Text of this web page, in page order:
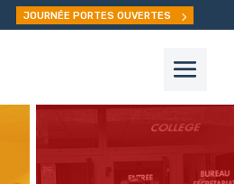
JOURNÉE PORTES OUVERTES